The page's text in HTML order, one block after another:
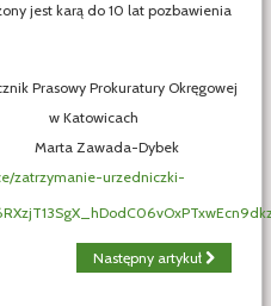
jest karą do 10 lat pozbawienia
Okręgowej
Dybek
zatrzymanie-urzedniczki-
Następny artykuł